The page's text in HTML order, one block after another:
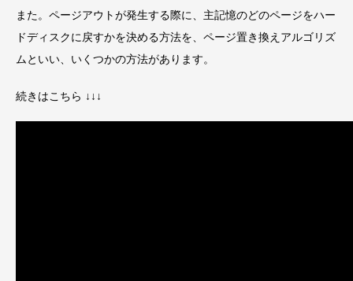
また。ページアウトが発生する際に、主記憶のどのページをハー
ドディスクに戻すかを決める方法を、ページ置き換えアルゴリズ
ムといい、いくつかの方法があります。
続きはこちら ↓↓↓